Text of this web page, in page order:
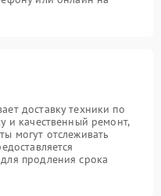
доставку техники по
и качественный ремонт,
могут отслеживать
продления срока